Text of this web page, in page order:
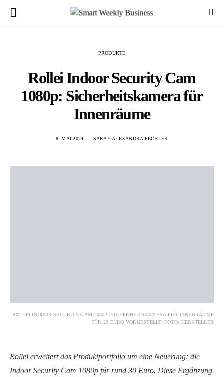
PRODUKTE
Rollei Indoor Security Cam
1080p: Sicherheitskamera für
Innenräume
8. MAI 2024 SARAH ALEXANDRA FECHLER
ROLLEI INDOOR SECURITY CAM 1080P: SICHERHEITSKAMERA FÜR INNENRÄUME
FÜR 29 EURO VORGESTELLT. FOTO: HERSTELLER
Rollei erweitert das Produktportfolio um eine Neuerung: die
Indoor Security Cam 1080p für rund 30 Euro. Diese Ergänzung